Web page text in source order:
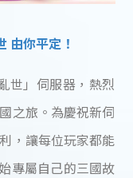
你平定！
世」伺服器，熱烈
之旅。為慶祝新伺
，讓每位玩家都能
專屬自己的三國故